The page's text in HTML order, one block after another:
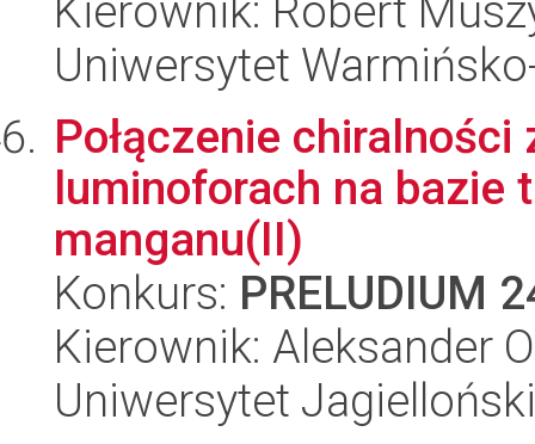
Kierownik: Robert
Uniwersytet
Połączenie
luminoforach na bazie
manganu(II)
Konkurs: PRELUDIUM
Kierownik: Aleksander
Uniwersytet Jagielloński